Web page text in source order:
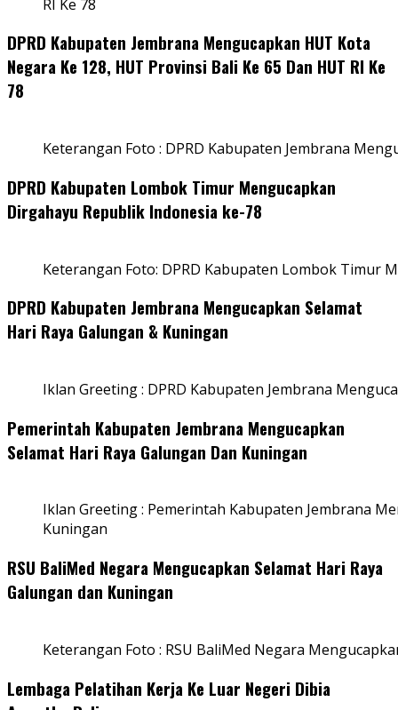
RI Ke 78
DPRD Kabupaten Jembrana Mengucapkan HUT Kota
Negara Ke 128, HUT Provinsi Bali Ke 65 Dan HUT RI Ke
78
Keterangan Foto : DPRD Kabupaten Jembrana
DPRD Kabupaten Lombok Timur Mengucapkan
Dirgahayu Republik Indonesia ke-78
Keterangan Foto: DPRD Kabupaten Lombok Timur
DPRD Kabupaten Jembrana Mengucapkan Selamat
Hari Raya Galungan & Kuningan
Iklan Greeting : DPRD Kabupaten Jembrana
Pemerintah Kabupaten Jembrana Mengucapkan
Selamat Hari Raya Galungan Dan Kuningan
Iklan Greeting : Pemerintah Kabupaten Jembrana
Kuningan
RSU BaliMed Negara Mengucapkan Selamat Hari Raya
Galungan dan Kuningan
Keterangan Foto : RSU BaliMed Negara
Lembaga Pelatihan Kerja Ke Luar Negeri Dibia